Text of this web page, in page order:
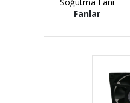
Soğutma Fanı
Fanlar